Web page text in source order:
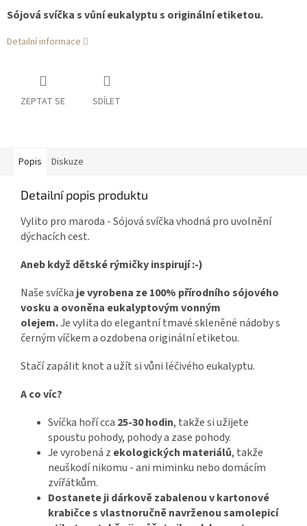
Sójová svíčka s vůní eukalyptu s originální etiketou.
Detailní informace
ZEPTAT SE SDÍLET
Popis Diskuze
Detailní popis produktu
Vylito pro maroda - Sójová svíčka vhodná pro uvolnění
dýchacích cest.
Aneb když dětské rýmičky inspirují :-)
Naše svíčka je vyrobena ze 100% přírodního sójového
vosku a ovoněna eukalyptovým vonným
olejem.Je vylita do elegantní tmavé skleněné nádoby s
černým víčkem a ozdobena originální etiketou.
Stačí zapálit knot a užít si vůni léčivého eukalyptu.
A co víc?
Svíčka hoří cca 25-30 hodin, takže si užijete
spoustu pohody, pohody a zase pohody.
Je vyrobená z ekologických materiálů, takže
neuškodí nikomu - ani miminku nebo domácím
zvířátkům.
Dostanete ji dárkově zabalenou v kartonové
krabičce s vlastnoručně navrženou samolepicí